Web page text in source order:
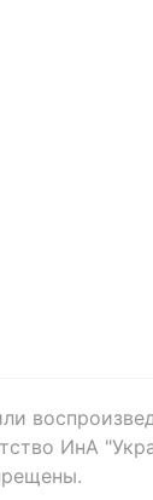
ИнА